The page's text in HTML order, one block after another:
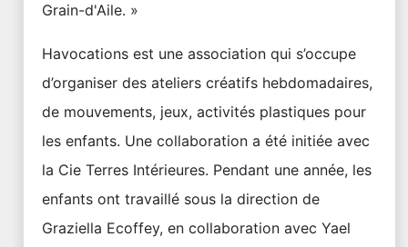
Grain-d'Aile. »
Havocations est une association qui s’occupe
d’organiser des ateliers créatifs hebdomadaires,
de mouvements, jeux, activités plastiques pour
les enfants. Une collaboration a été initiée avec
la Cie Terres Intérieures. Pendant une année, les
enfants ont travaillé sous la direction de
Graziella Ecoffey, en collaboration avec Yael